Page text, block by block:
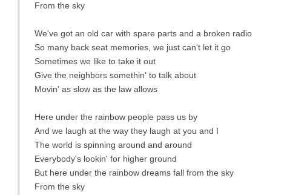
From the sky
We've got an old car with spare parts and a broken radio
So many back seat memories, we just can't let it go
Sometimes we like to take it out
Give the neighbors somethin' to talk about
Movin' as slow as the law allows
Here under the rainbow people pass us by
And we laugh at the way they laugh at you and I
The world is spinning around and around
Everybody's lookin' for higher ground
But here under the rainbow dreams fall from the sky
From the sky